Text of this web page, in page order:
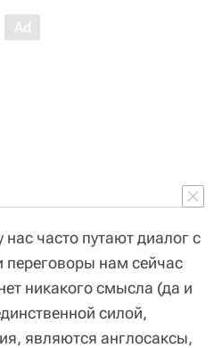
часто путают диалог с
переговоры нам сейчас
никакого смысла (да и
силой,
являются англосаксы,